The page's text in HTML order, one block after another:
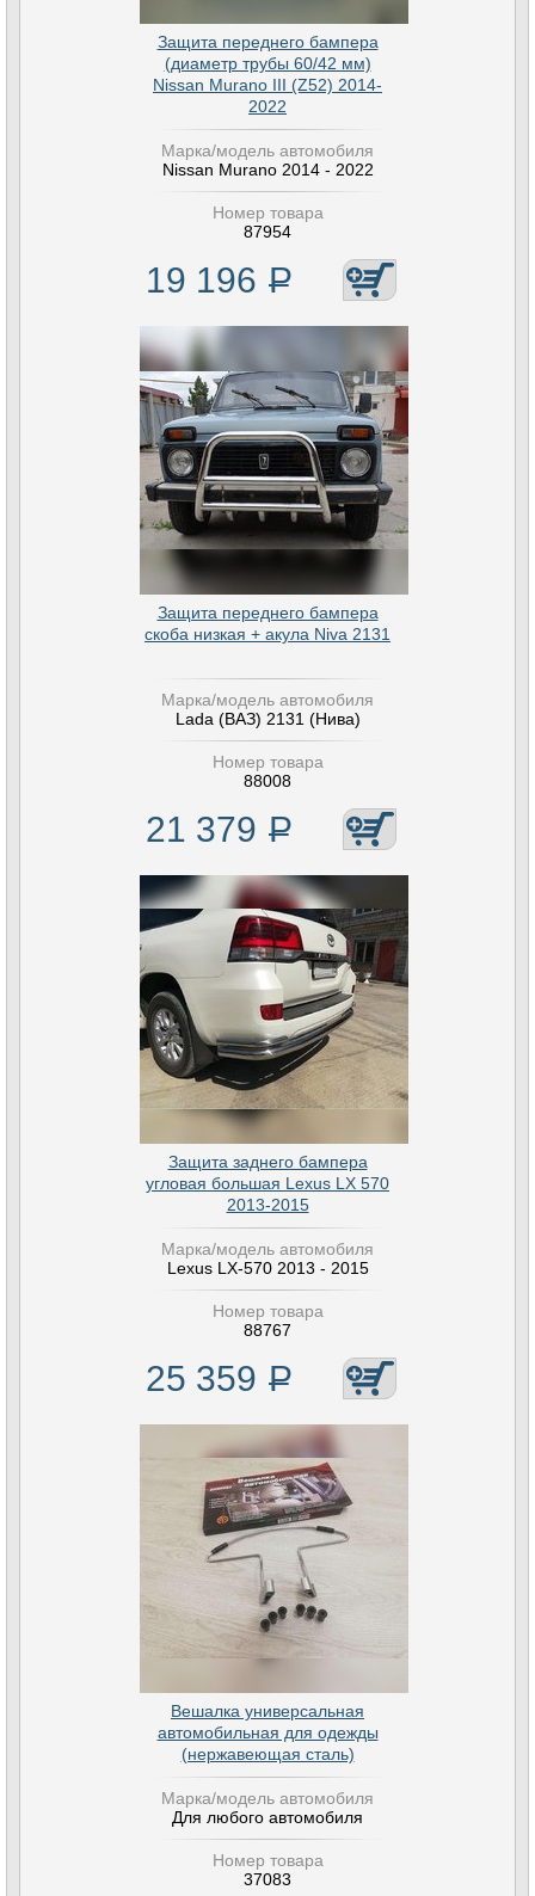
Защита переднего бампера
(диаметр трубы 60/42 мм)
Nissan Murano III (Z52) 2014-
2022
Марка/модель автомобиля
Nissan Murano 2014 - 2022
Номер товара
87954
19 196 Р
Защита переднего бампера
скоба низкая + акула Niva 2131
Марка/модель автомобиля
Lada (ВАЗ) 2131 (Нива)
Номер товара
88008
21 379 Р
Защита заднего бампера
угловая большая Lexus LX 570
2013-2015
Марка/модель автомобиля
Lexus LX-570 2013 - 2015
Номер товара
88767
25 359 Р
Вешалка универсальная
автомобильная для одежды
(нержавеющая сталь)
Марка/модель автомобиля
Для любого автомобиля
Номер товара
37083